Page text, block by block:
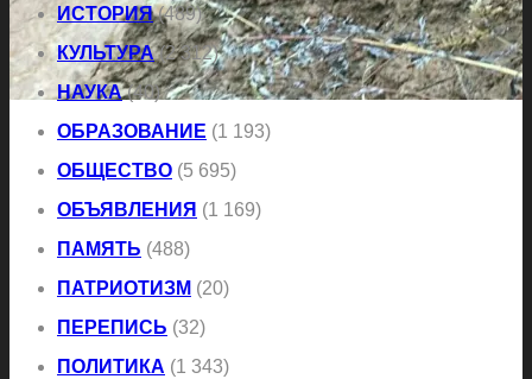
ИСТОРИЯ(489)
КУЛЬТУРА(2 312)
НАУКА(40)
ОБРАЗОВАНИЕ (1 193)
ОБЩЕСТВО (5 695)
ОБЪЯВЛЕНИЯ (1 169)
ПАМЯТЬ (488)
ПАТРИОТИЗМ (20)
ПЕРЕПИСЬ (32)
ПОЛИТИКА (1 343)